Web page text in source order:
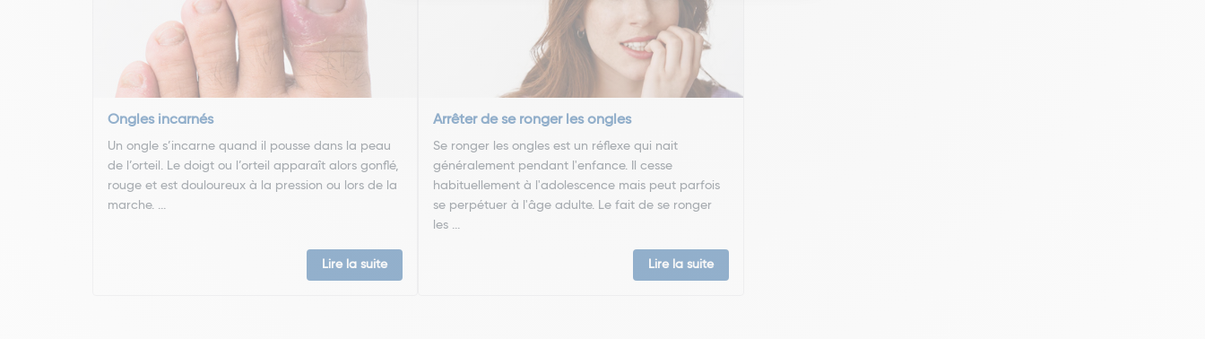
Ongles incarnés
Un ongle s’incarne quand il pousse dans la peau
de l’orteil. Le doigt ou l’orteil apparaît alors gonflé,
rouge et est douloureux à la pression ou lors de la
marche. ...
Lire la suite
Arrêter de se ronger les ongles
Se ronger les ongles est un réflexe qui nait
généralement pendant l'enfance. Il cesse
habituellement à l'adolescence mais peut parfois
se perpétuer à l'âge adulte. Le fait de se ronger
les ...
Lire la suite